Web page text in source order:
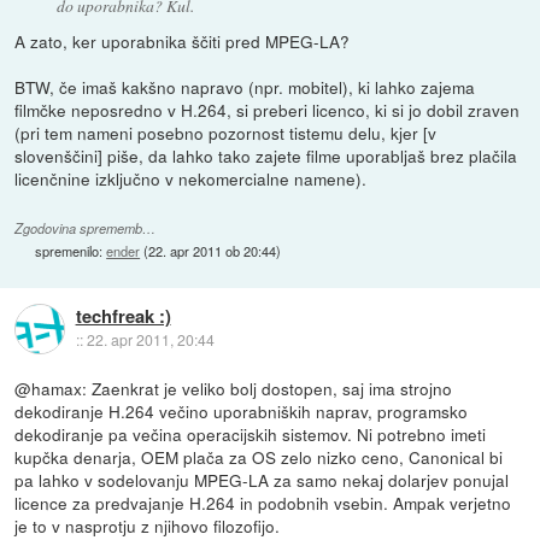
do uporabnika? Kul.
A zato, ker uporabnika ščiti pred MPEG-LA?
BTW, če imaš kakšno napravo (npr. mobitel), ki lahko zajema
filmčke neposredno v H.264, si preberi licenco, ki si jo dobil zraven
(pri tem nameni posebno pozornost tistemu delu, kjer [v
slovenščini] piše, da lahko tako zajete filme uporabljaš brez plačila
licenčnine izključno v nekomercialne namene).
Zgodovina sprememb…
spremenilo:ender(22. apr 2011 ob 20:44)
techfreak :)
::22. apr 2011, 20:44
@hamax: Zaenkrat je veliko bolj dostopen, saj ima strojno
dekodiranje H.264 večino uporabniških naprav, programsko
dekodiranje pa večina operacijskih sistemov. Ni potrebno imeti
kupčka denarja, OEM plača za OS zelo nizko ceno, Canonical bi
pa lahko v sodelovanju MPEG-LA za samo nekaj dolarjev ponujal
licence za predvajanje H.264 in podobnih vsebin. Ampak verjetno
je to v nasprotju z njihovo filozofijo.